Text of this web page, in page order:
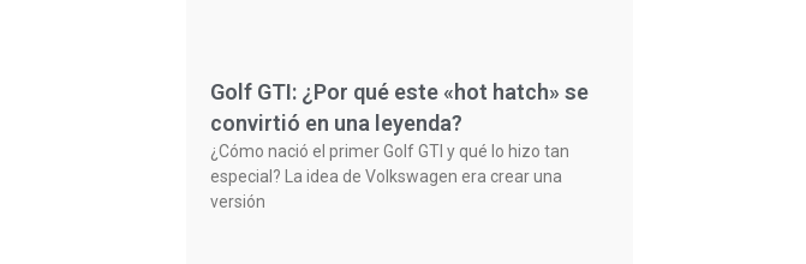
Golf GTI: ¿Por qué este «hot hatch» se
convirtió en una leyenda?
¿Cómo nació el primer Golf GTI y qué lo hizo tan
especial? La idea de Volkswagen era crear una
versión